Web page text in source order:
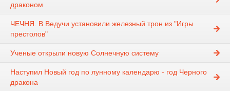
драконом
ЧЕЧНЯ. В Ведучи установили железный трон из "Игры
престолов"
Ученые открыли новую Солнечную систему
Наступил Новый год по лунному календарю - год Черного
дракона